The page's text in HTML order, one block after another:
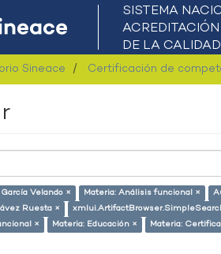
Sineace Certificación de
Velando × Materia: Análisis funcional ×
Ruesta ×
×
Materia: Educación × Materia: